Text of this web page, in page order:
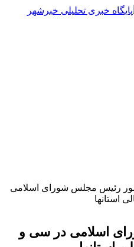
رئیس مجلس شورای اسلامی
استانها
اسلامی در سی و